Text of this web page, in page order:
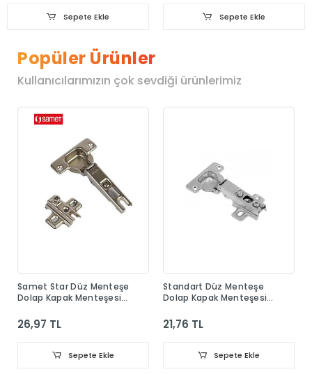
Sepete Ekle Sepete Ekle
Popüler Ürünler
Kullanıcılarımızın çok sevdiği ürünlerimiz
Samet Star Düz Menteşe
Dolap Kapak Menteşesi
26,97 TL
Sepete Ekle
Standart Düz Menteşe
Dolap Kapak Menteşesi
21,76 TL
Sepete Ekle